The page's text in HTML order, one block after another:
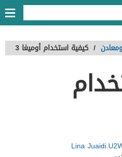
/ كيفية استخدام أوميغا 3
Lina